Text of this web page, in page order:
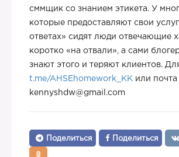
сммщик со знанием этикета. У
которые предоставляют свои
ответах» сидят люди отвечающие
коротко «на отвали», а сами
знают этого и теряют клиентов.
t.me/AHSEhomework_KK или почта
kennyshdw@gmail.com
Поделиться Поделиться